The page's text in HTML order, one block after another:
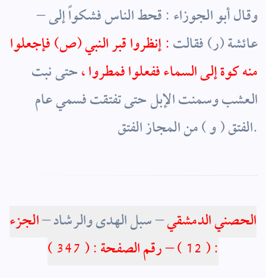
– وقال أبو الجوزاء : قحط الناس فشكواً إلى
عائشة (ر) فقالت: إنظروا قبر النبي (ص) فإجعلوا
منه كوة إلى السماء ففعلوا فمطروا ،حتى نبت
العشب وسمنت الإبل حتى تفتقت فسمي عام
الفتق ( و ) من المجاز الفتق.
الحصني الدمشقي– سبل الهدى والرشاد –الجزء
: ( 12 ) – رقم الصفحة : ( 347 )